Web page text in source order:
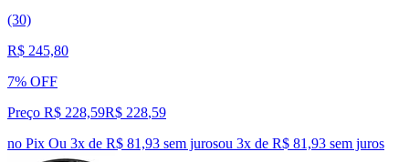
(30)
R$ 245,80
7% OFF
Preço R$ 228,59R$ 228,59
no Pix Ou 3x de R$ 81,93 sem jurosou 3x de R$ 81,93 sem juros